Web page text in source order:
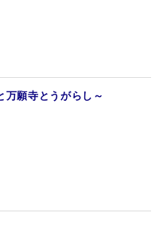
万願寺とうがらし～